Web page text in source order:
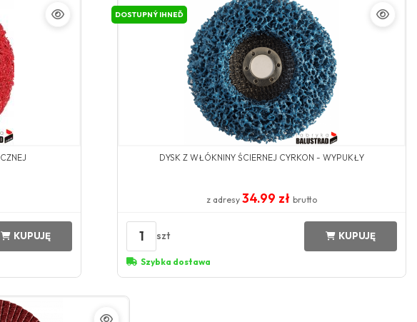
KUPUJĘ
DOSTUPNÝ IHNEĎ
DYSK Z WŁÓKNINY ŚCIERNEJ CYRKON - WYPUKŁY
z adresy34.99 złbrutto
1 szt KUPUJĘ
Szybka dostawa